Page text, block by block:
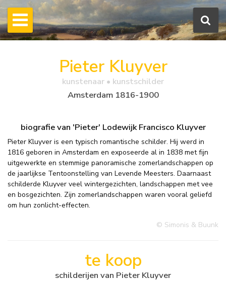
Pieter Kluyver
kunstenaar • kunstschilder
Amsterdam 1816-1900
biografie van 'Pieter' Lodewijk Francisco Kluyver
Pieter Kluyver is een typisch romantische schilder. Hij werd in
1816 geboren in Amsterdam en exposeerde al in 1838 met fijn
uitgewerkte en stemmige panoramische zomerlandschappen op
de jaarlijkse Tentoonstelling van Levende Meesters. Daarnaast
schilderde Kluyver veel wintergezichten, landschappen met vee
en bosgezichten. Zijn zomerlandschappen waren vooral geliefd
om hun zonlicht-effecten.
© Simonis & Buunk
te koop
schilderijen van Pieter Kluyver